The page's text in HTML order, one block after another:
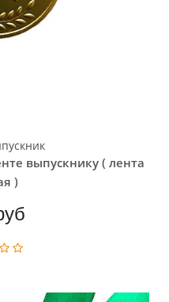
выпускнику ( лента
)